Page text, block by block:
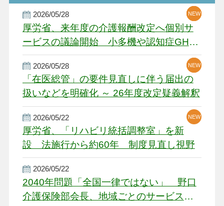
2026/05/28
厚労省、来年度の介護報酬改定へ個別サ
ービスの議論開始 小多機や認知症GH、
厳しい経営環境に危機感
NEW
NEW
NEW
2026/05/28
「在医総管」の要件見直しに伴う届出の
扱いなどを明確化 ～ 26年度改定疑義解釈
NEW
NEW
2026/05/22
厚労省、「リハビリ統括調整室」を新
設 法施行から約60年 制度見直し視野
NEW
2026/05/22
2040年問題「全国一律ではない」 野口
介護保険部会長、地域ごとのサービス基